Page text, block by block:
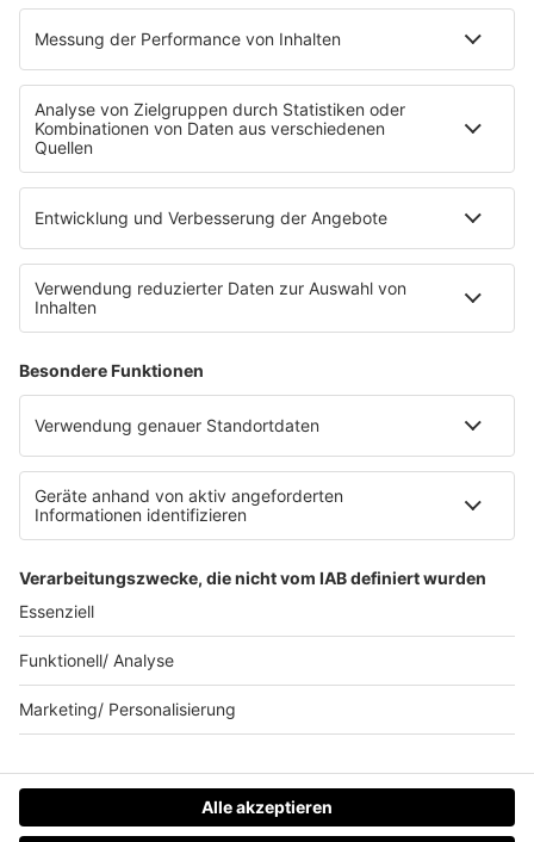
Mit den Waffeln einer Frau
SERVICE
Empfang
barba radio App
Impressum
Datenschutz Facebook & Instagram
Datenschutzeinstellungen
Clubbedingungen
Werbung schalten
Waffel-Werbepartner
80s80s.de
90s90s.de
Schlagerplanetradio.com
1deutsch.de
WEIHNACHTSMUSIK.FM
© barba radio. Ein Baby von Barbara Schöneberger und
REGIOCAST.